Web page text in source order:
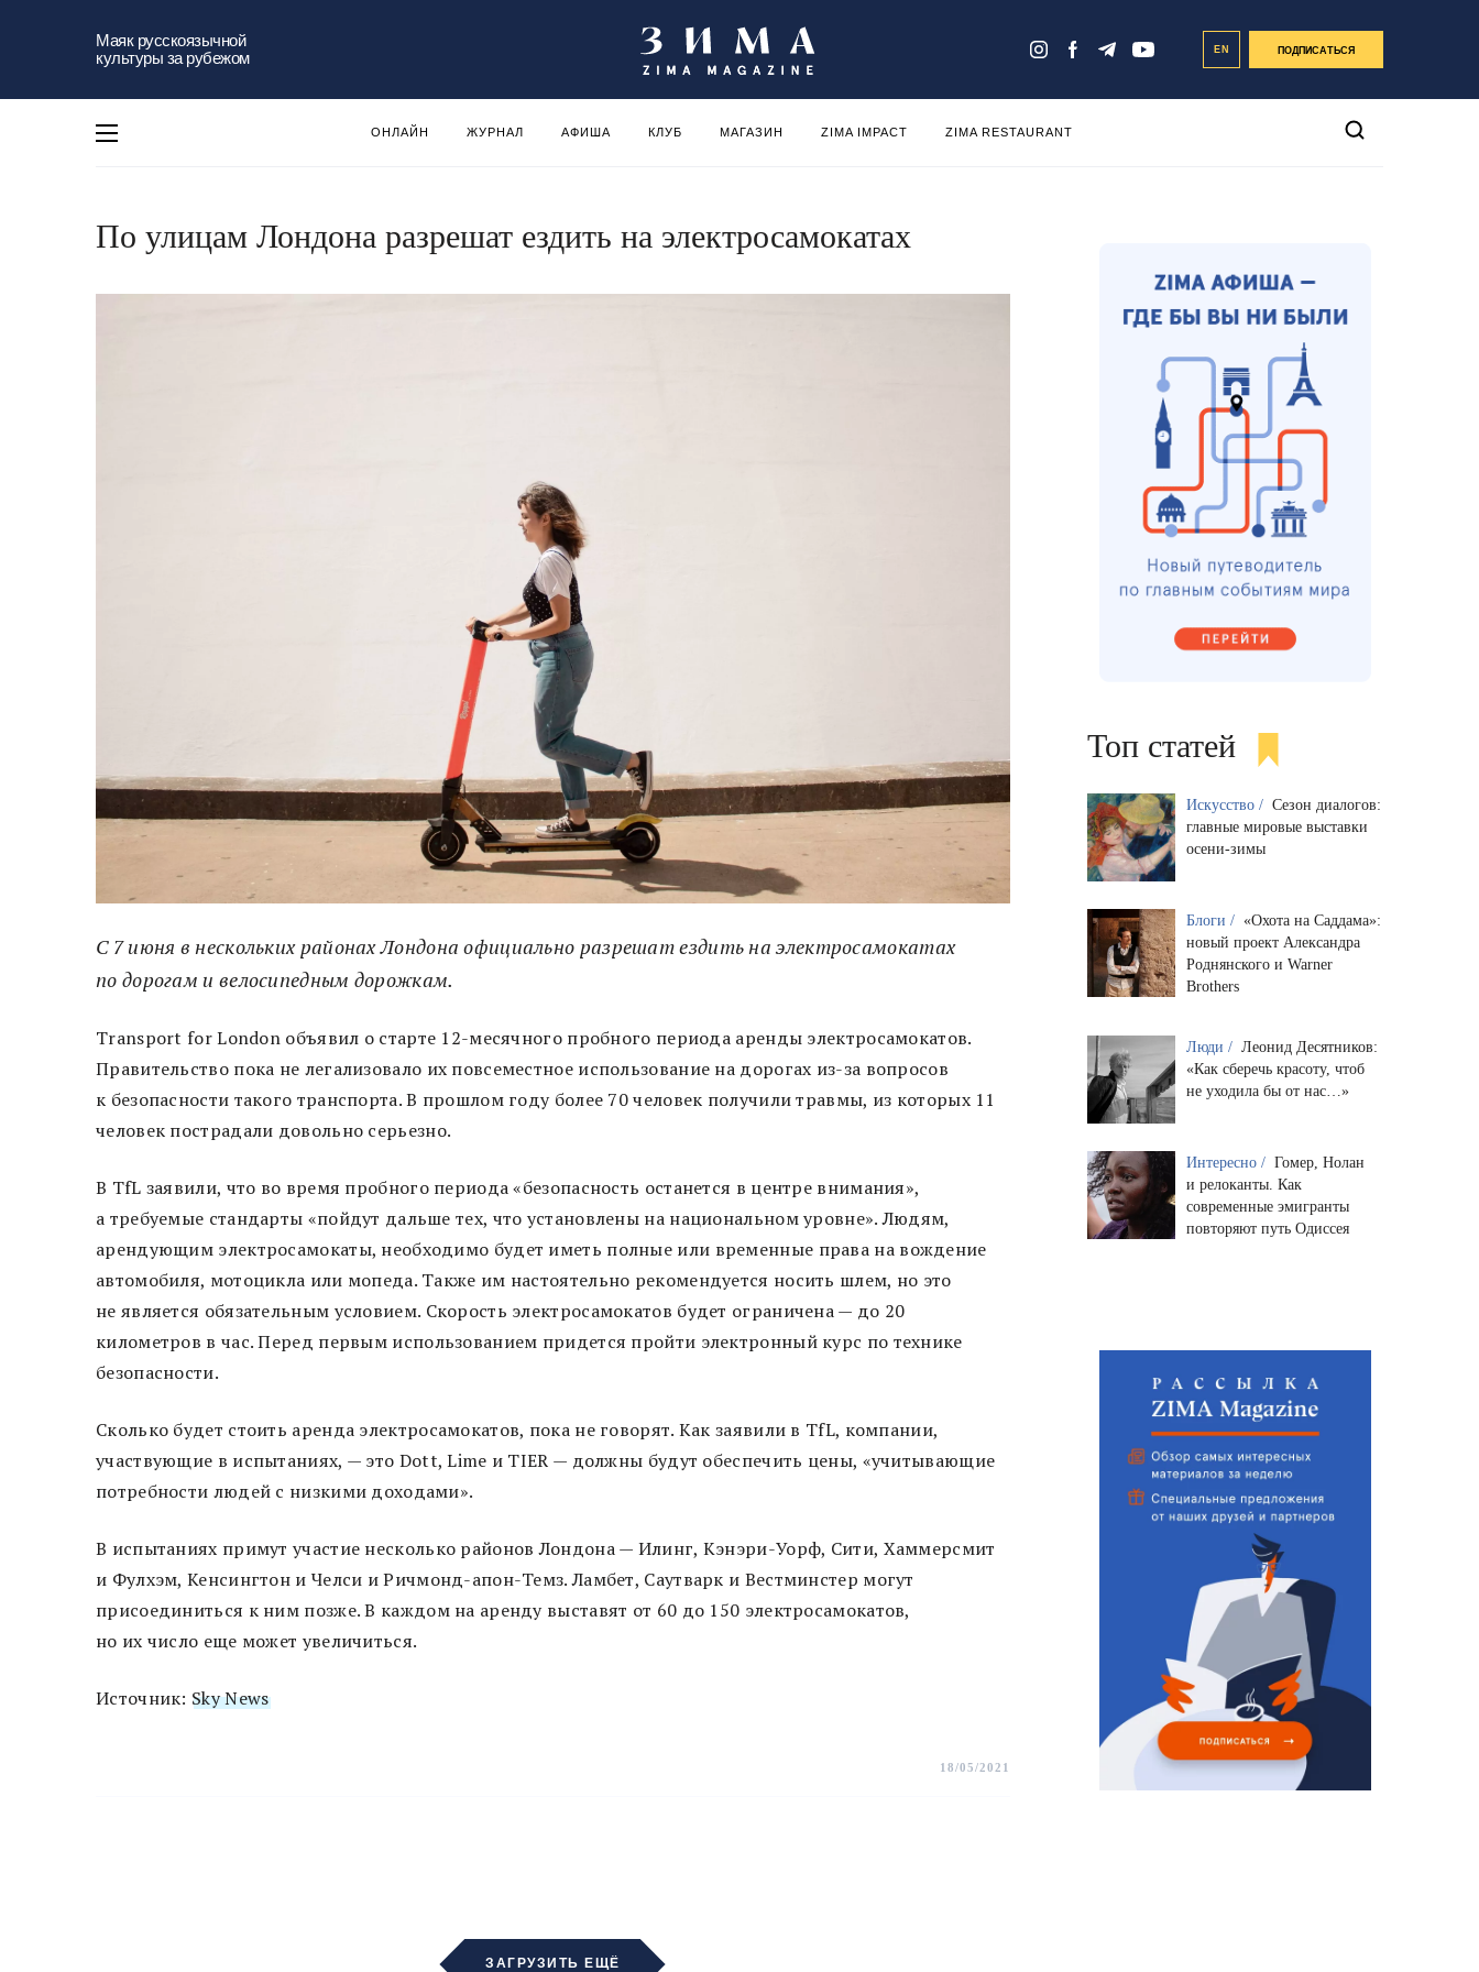
Маяк русскоязычной
культуры за рубежом
EN ПОДПИСАТЬСЯ
ОНЛАЙН ЖУРНАЛ АФИША КЛУБ МАГАЗИН ZIMA IMPACT ZIMA RESTAURANT
По улицам Лондона разрешат ездить на электросамокатах
С 7 июня в нескольких районах Лондона официально разрешат ездить на электросамокатах
по дорогам и велосипедным дорожкам.
Transport for London объявил о старте 12-месячного пробного периода аренды электросамокатов.
Правительство пока не легализовало их повсеместное использование на дорогах из-за вопросов
к безопасности такого транспорта. В прошлом году более 70 человек получили травмы, из которых 11
человек пострадали довольно серьезно.
В TfL заявили, что во время пробного периода «безопасность останется в центре внимания»,
а требуемые стандарты «пойдут дальше тех, что установлены на национальном уровне». Людям,
арендующим электросамокаты, необходимо будет иметь полные или временные права на вождение
автомобиля, мотоцикла или мопеда. Также им настоятельно рекомендуется носить шлем, но это
не является обязательным условием. Скорость электросамокатов будет ограничена — до 20
километров в час. Перед первым использованием придется пройти электронный курс по технике
безопасности.
Сколько будет стоить аренда электросамокатов, пока не говорят. Как заявили в TfL, компании,
участвующие в испытаниях, — это Dott, Lime и TIER — должны будут обеспечить цены, «учитывающие
потребности людей с низкими доходами».
В испытаниях примут участие несколько районов Лондона — Илинг, Кэнэри-Уорф, Сити, Хаммерсмит
и Фулхэм, Кенсингтон и Челси и Ричмонд-апон-Темз. Ламбет, Саутварк и Вестминстер могут
присоединиться к ним позже. В каждом на аренду выставят от 60 до 150 электросамокатов,
но их число еще может увеличиться.
Источник: Sky News
18/05/2021
ЗАГРУЗИТЬ ЕЩЁ
Топ статей
Искусство / Сезон диалогов:
главные мировые выставки
осени-зимы
Блоги / «Охота на Саддама»:
новый проект Александра
Роднянского и Warner
Brothers
Люди / Леонид Десятников:
«Как сберечь красоту, чтоб
не уходила бы от нас…»
Интересно / Гомер, Нолан
и релоканты. Как
современные эмигранты
повторяют путь Одиссея